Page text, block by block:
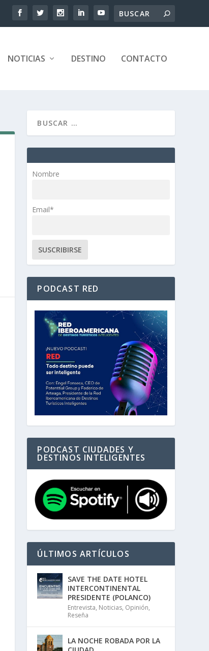
NOTICIAS DESTINO CONTACTO
Nombre
Email*
PODCAST RED
PODCAST CIUDADES Y
DESTINOS INTELIGENTES
ÚLTIMOS ARTÍCULOS
SAVE THE DATE HOTEL
INTERCONTINENTAL
PRESIDENTE (POLANCO)
Entrevista, Noticias, Opinión,
Reseña
LA NOCHE ROBADA POR LA